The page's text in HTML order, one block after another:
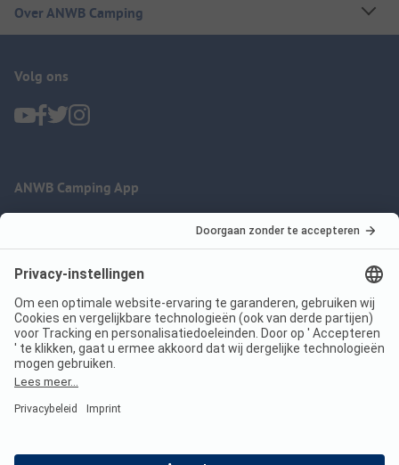
Over ANWB Camping
Volg ons
ANWB Camping App
Imprint
Jouw privacy
Voorwaarden
Wet digitale diensten